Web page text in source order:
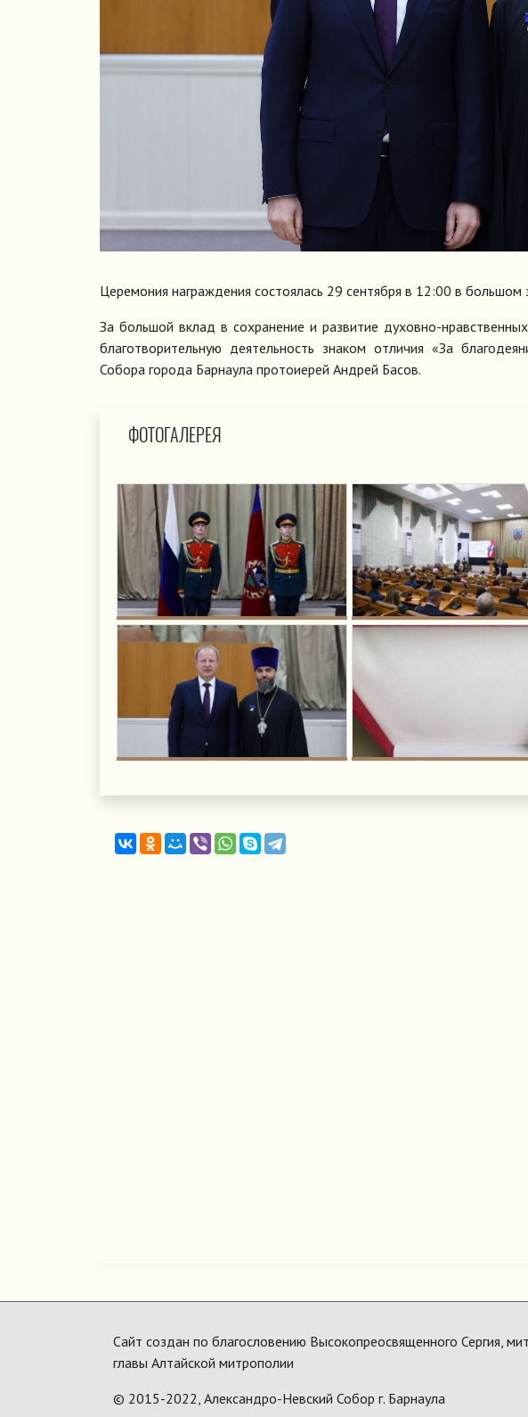
Церемония награждения состоялась 29 сентября в 12:00 в большом
За большой вклад в сохранение и развитие духовно-
благотворительную деятельность знаком отличия «За
Собора города Барнаула протоиерей Андрей Басов.
ФОТОГАЛЕРЕЯ
Сайт создан по благословению Высокопреосвященного Сергия,
главы Алтайской митрополии
© 2015-2022, Александро-Невский Собор г. Барнаула